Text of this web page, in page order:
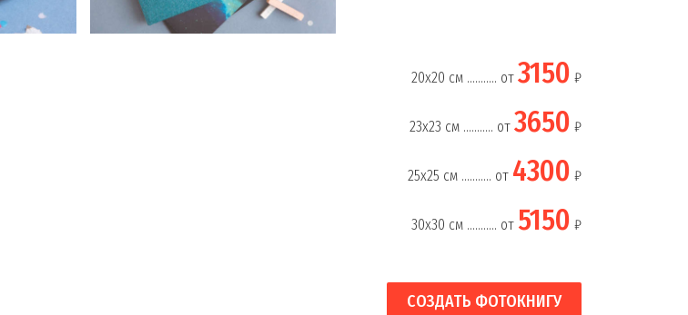
20х20 см ........... от 3150 ₽
23х23 см ........... от 3650 ₽
25х25 см ........... от 4300 ₽
30х30 см ........... от 5150 ₽
СОЗДАТЬ ФОТОКНИГУ